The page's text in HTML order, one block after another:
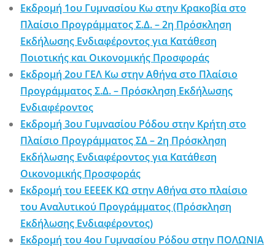
Εκδρομή 1ου Γυμνασίου Κω στην Κρακοβία στο
Πλαίσιο Προγράμματος Σ.Δ. – 2η Πρόσκληση
Εκδήλωσης Ενδιαφέροντος για Κατάθεση
Ποιοτικής και Οικονομικής Προσφοράς
Εκδρομή 2ου ΓΕΛ Κω στην Αθήνα στο Πλαίσιο
Προγράμματος Σ.Δ. – Πρόσκληση Εκδήλωσης
Ενδιαφέροντος
Εκδρομή 3ου Γυμνασίου Ρόδου στην Κρήτη στο
Πλαίσιο Προγράμματος ΣΔ – 2η Πρόσκληση
Εκδήλωσης Ενδιαφέροντος για Κατάθεση
Οικονομικής Προσφοράς
Εκδρομή του ΕΕΕΕΚ ΚΩ στην Αθήνα στο πλαίσιο
του Αναλυτικού Προγράμματος (Πρόσκληση
Εκδήλωσης Ενδιαφέροντος)
Εκδρομή του 4ου Γυμνασίου Ρόδου στην ΠΟΛΩΝΙΑ